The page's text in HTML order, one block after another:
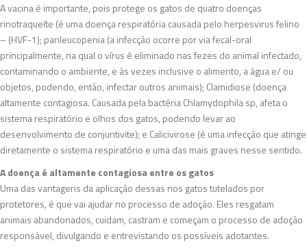
A vacina é importante, pois protege os gatos de quatro doenças
rinotraqueíte (é uma doença respiratória causada pelo herpesvirus felino
– (HVF-1); panleucopenia (a infecção ocorre por via fecal-oral
principalmente, na qual o vírus é eliminado nas fezes do animal infectado,
contaminando o ambiente, e às vezes inclusive o alimento, a água e/ ou
objetos, podendo, então, infectar outros animais); Clamidiose (doença
altamente contagiosa. Causada pela bactéria Chlamydophila sp, afeta o
sistema respiratório e olhos dos gatos, podendo levar ao
desenvolvimento de conjuntivite); e Calicivirose (é uma infecção que atinge
diretamente o sistema respiratório e uma das mais graves nesse sentido.
A doença é altamente contagiosa entre os gatos
Uma das vantagens da aplicação dessas nos gatos tutelados por
protetores, é que vai ajudar no processo de adoção. Eles resgatam
animais abandonados, cuidam, castram e começam o processo de adoção
responsável, divulgando e entrevistando os possíveis adotantes.